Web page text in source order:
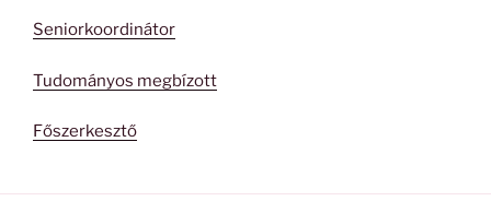
Seniorkoordinátor
Tudományos megbízott
Főszerkesztő